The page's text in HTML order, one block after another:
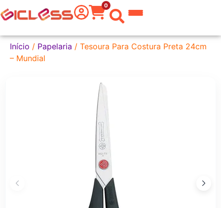
0
do Mundo
Início / Papelaria / Tesoura Para Costura Preta 24cm
– Mundial